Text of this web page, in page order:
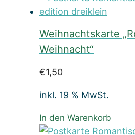
Weihnachtskarte
Weihnacht“
€1,50
inkl. 19 % MwSt.
In den Warenkorb